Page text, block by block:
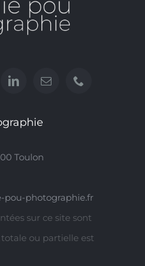
Toulon
pou-photographie.fr
sur ce site sont
ou partielle est